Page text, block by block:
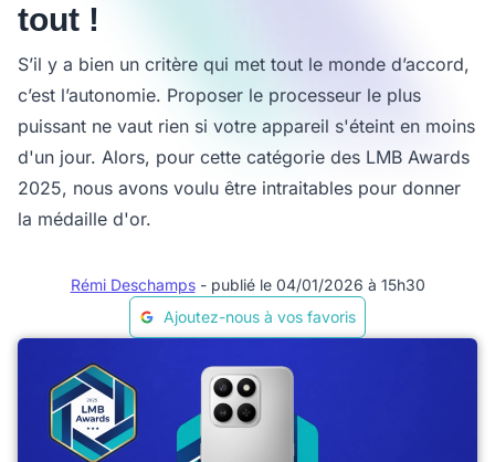
tout !
S’il y a bien un critère qui met tout le monde d’accord,
c’est l’autonomie. Proposer le processeur le plus
puissant ne vaut rien si votre appareil s'éteint en moins
d'un jour. Alors, pour cette catégorie des LMB Awards
2025, nous avons voulu être intraitables pour donner
la médaille d'or.
Rémi Deschamps - publié le 04/01/2026 à 15h30
Ajoutez-nous à vos favoris